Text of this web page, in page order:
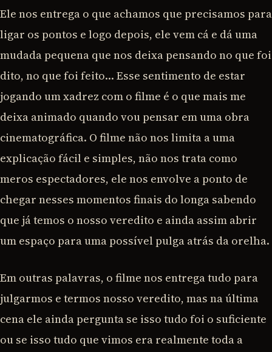
Ele nos entrega o que achamos que precisamos para
ligar os pontos e logo depois, ele vem cá e dá uma
mudada pequena que nos deixa pensando no que foi
dito, no que foi feito… Esse sentimento de estar
jogando um xadrez com o filme é o que mais me
deixa animado quando vou pensar em uma obra
cinematográfica. O filme não nos limita a uma
explicação fácil e simples, não nos trata como
meros espectadores, ele nos envolve a ponto de
chegar nesses momentos finais do longa sabendo
que já temos o nosso veredito e ainda assim abrir
um espaço para uma possível pulga atrás da orelha.
Em outras palavras, o filme nos entrega tudo para
julgarmos e termos nosso veredito, mas na última
cena ele ainda pergunta se isso tudo foi o suficiente
ou se isso tudo que vimos era realmente toda a